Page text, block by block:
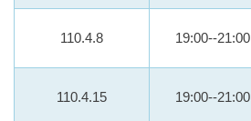
110.4.8 19:00--21:00
110.4.15 19:00--21:00